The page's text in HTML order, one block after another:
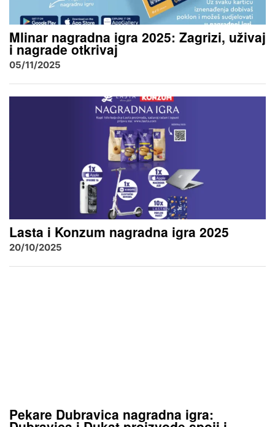
Mlinar nagradna igra 2025: Zagrizi, uživaj
i nagrade otkrivaj
05/11/2025
Lasta i Konzum nagradna igra 2025
20/10/2025
Pekare Dubravica nagradna igra: